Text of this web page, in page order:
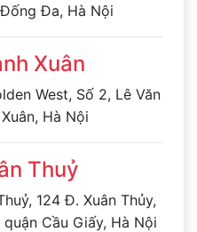
Đa, Hà Nội
Xuân
West, Số 2, Lê Văn
Hà Nội
Thuỷ
124 Đ. Xuân Thủy,
Cầu Giấy, Hà Nội